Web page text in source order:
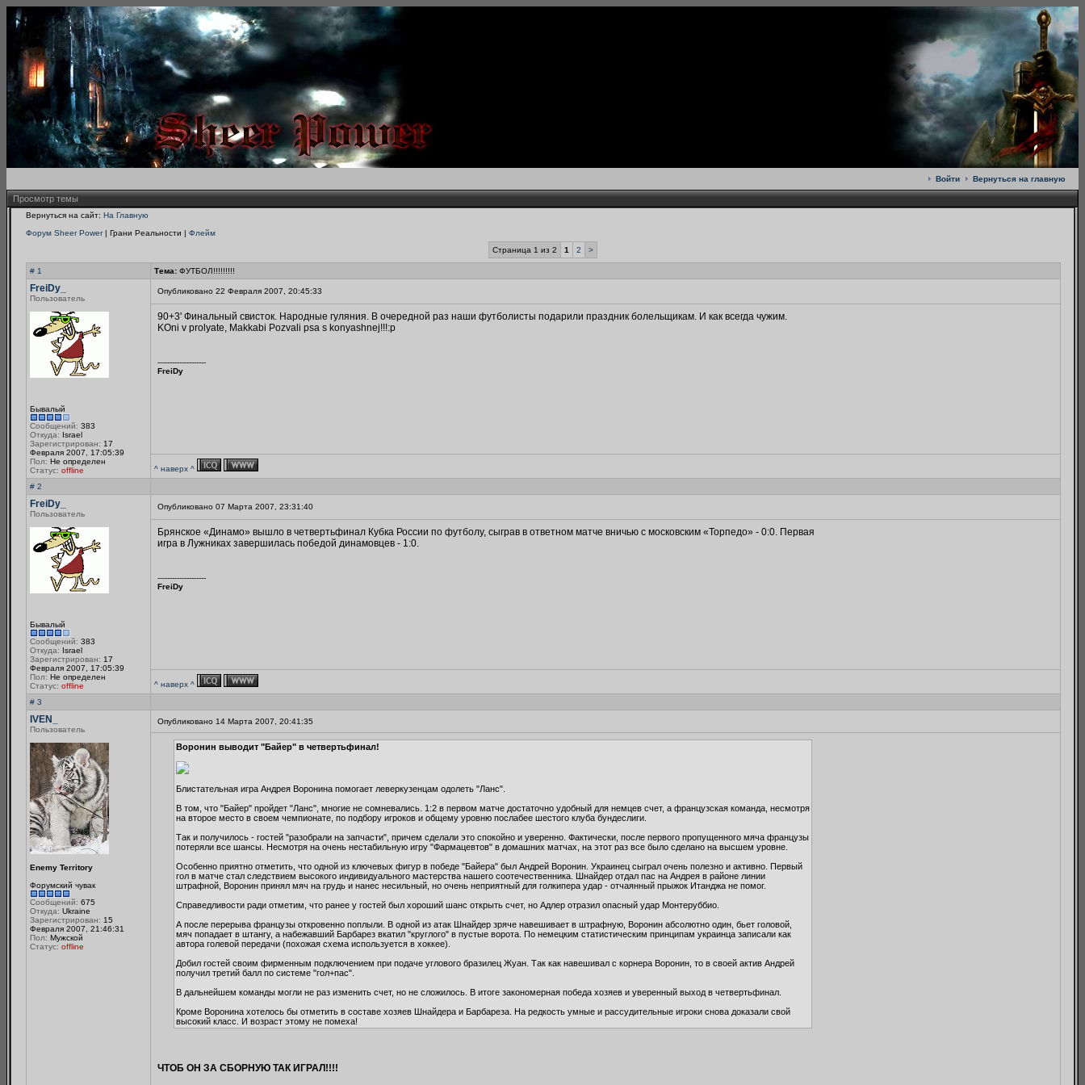
Войти Вернуться на главную
Просмотр темы
Вернуться на сайт: На Главную
Форум Sheer Power| Грани Реальности | Флейм
Страница 1 из 2
1 2 >
# 1 Тема: ФУТБОЛ!!!!!!!!!
FreiDy_
Пользователь
Бывалый
Сообщений: 383
Откуда: Israel
Зарегистрирован: 17
Февраля 2007, 17:05:39
Пол: Не определен
Статус: offline
Опубликовано 22 Февраля 2007, 20:45:33
90+3' Финальный свисток. Народные гуляния. В очередной раз наши футболисты подарили праздник болельщикам. И как всегда чужим.
KOni v prolyate, Makkabi Pozvali psa s konyashnej!!!:p
--------------------
FreiDy
^ наверх ^
# 2
FreiDy_
Пользователь
Бывалый
Сообщений: 383
Откуда: Israel
Зарегистрирован: 17
Февраля 2007, 17:05:39
Пол: Не определен
Статус: offline
Опубликовано 07 Марта 2007, 23:31:40
Брянское «Динамо» вышло в четвертьфинал Кубка России по футболу, сыграв в ответном матче вничью с московским «Торпедо» - 0:0. Первая
игра в Лужниках завершилась победой динамовцев - 1:0.
--------------------
FreiDy
^ наверх ^
# 3
IVEN_
Пользователь
Enemy Territory
Форумский чувак
Сообщений: 675
Откуда: Ukraine
Зарегистрирован: 15
Февраля 2007, 21:46:31
Пол: Мужской
Статус: offline
Опубликовано 14 Марта 2007, 20:41:35
Воронин выводит "Байер" в четвертьфинал!
Блистательная игра Андрея Воронина помогает леверкузенцам одолеть "Ланс".
В том, что "Байер" пройдет "Ланс", многие не сомневались. 1:2 в первом матче достаточно удобный для немцев счет, а французская команда, несмотря
на второе место в своем чемпионате, по подбору игроков и общему уровню послабее шестого клуба бундеслиги.
Так и получилось - гостей "разобрали на запчасти", причем сделали это спокойно и уверенно. Фактически, после первого пропущенного мяча французы
потеряли все шансы. Несмотря на очень нестабильную игру "Фармацевтов" в домашних матчах, на этот раз все было сделано на высшем уровне.
Особенно приятно отметить, что одной из ключевых фигур в победе "Байера" был Андрей Воронин. Украинец сыграл очень полезно и активно. Первый
гол в матче стал следствием высокого индивидуального мастерства нашего соотечественника. Шнайдер отдал пас на Андрея в районе линии
штрафной, Воронин принял мяч на грудь и нанес несильный, но очень неприятный для голкипера удар - отчаянный прыжок Итанджа не помог.
Справедливости ради отметим, что ранее у гостей был хороший шанс открыть счет, но Адлер отразил опасный удар Монтеруббио.
А после перерыва французы откровенно поплыли. В одной из атак Шнайдер зряче навешивает в штрафную, Воронин абсолютно один, бьет головой,
мяч попадает в штангу, а набежавший Барбарез вкатил "круглого" в пустые ворота. По немецким статистическим принципам украинца записали как
автора голевой передачи (похожая схема используется в хоккее).
Добил гостей своим фирменным подключением при подаче углового бразилец Жуан. Так как навешивал с корнера Воронин, то в своей актив Андрей
получил третий балл по системе "гол+пас".
В дальнейшем команды могли не раз изменить счет, но не сложилось. В итоге закономерная победа хозяев и уверенный выход в четвертьфинал.
Кроме Воронина хотелось бы отметить в составе хозяев Шнайдера и Барбареза. На редкость умные и рассудительные игроки снова доказали свой
высокий класс. И возраст этому не помеха!
ЧТОБ ОН ЗА СБОРНУЮ ТАК ИГРАЛ!!!!